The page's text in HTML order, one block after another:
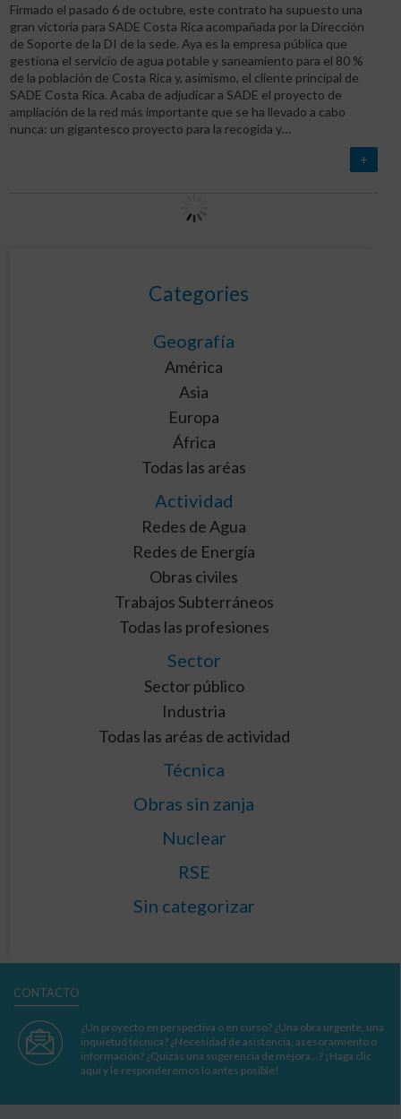
Firmado el pasado 6 de octubre, este contrato ha supuesto una
gran victoria para SADE Costa Rica acompañada por la Dirección
de Soporte de la DI de la sede. Aya es la empresa pública que
gestiona el servicio de agua potable y saneamiento para el 80 %
de la población de Costa Rica y, asimismo, el cliente principal de
SADE Costa Rica. Acaba de adjudicar a SADE el proyecto de
ampliación de la red más importante que se ha llevado a cabo
nunca: un gigantesco proyecto para la recogida y…
+
Categories
Geografía
América
Asia
Europa
África
Todas las aréas
Actividad
Redes de Agua
Redes de Energía
Obras civiles
Trabajos Subterráneos
Todas las profesiones
Sector
Sector público
Industria
Todas las aréas de actividad
Técnica
Obras sin zanja
Nuclear
RSE
Sin categorizar
CONTACTO
¿Un proyecto en perspectiva o en curso? ¿Una obra urgente, una
inquietud técnica? ¿Necesidad de asistencia, asesoramiento o
información? ¿Quizás una sugerencia de mejora…? ¡Haga clic
aquí y le responderemos lo antes posible!